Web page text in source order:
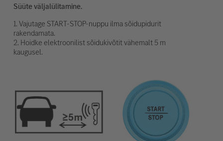
Süüte väljalülitamine.
1. Vajutage START-STOP-nuppu ilma sõidupidurit
rakendamata.
2. Hoidke elektroonilist sõidukivõtit vähemalt 5 m
kaugusel.